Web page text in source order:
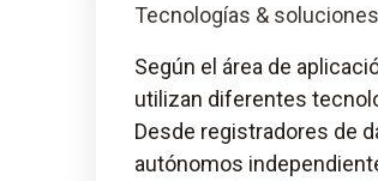
Tecnologías & soluciones
Según el área de
utilizan diferentes
Desde registradores de
autónomos